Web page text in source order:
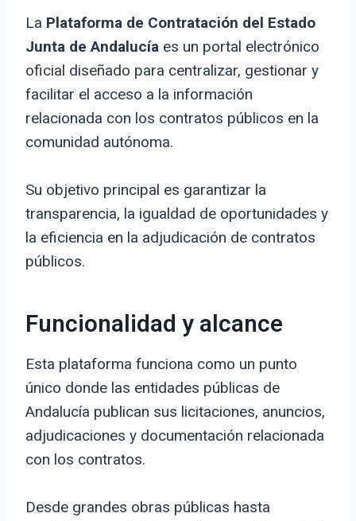
La Plataforma de Contratación del Estado
Junta de Andalucía es un portal electrónico
oficial diseñado para centralizar, gestionar y
facilitar el acceso a la información
relacionada con los contratos públicos en la
comunidad autónoma.
Su objetivo principal es garantizar la
transparencia, la igualdad de oportunidades y
la eficiencia en la adjudicación de contratos
públicos.
Funcionalidad y alcance
Esta plataforma funciona como un punto
único donde las entidades públicas de
Andalucía publican sus licitaciones, anuncios,
adjudicaciones y documentación relacionada
con los contratos.
Desde grandes obras públicas hasta